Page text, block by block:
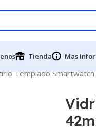
Tienda Mas
Templado